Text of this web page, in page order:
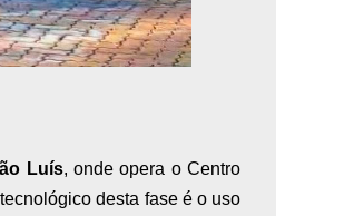
Luís, onde opera o Centro
desta fase é o uso